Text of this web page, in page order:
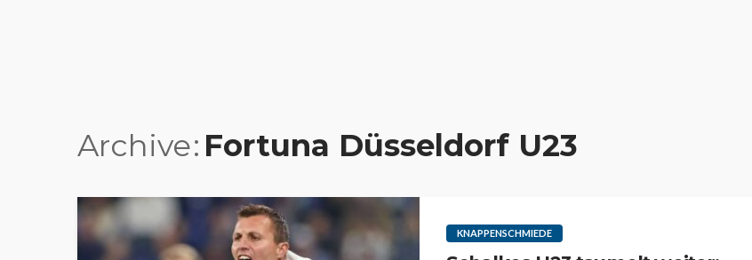
Archive Fortuna Düsseldorf U23
KNAPPENSCHMIEDE